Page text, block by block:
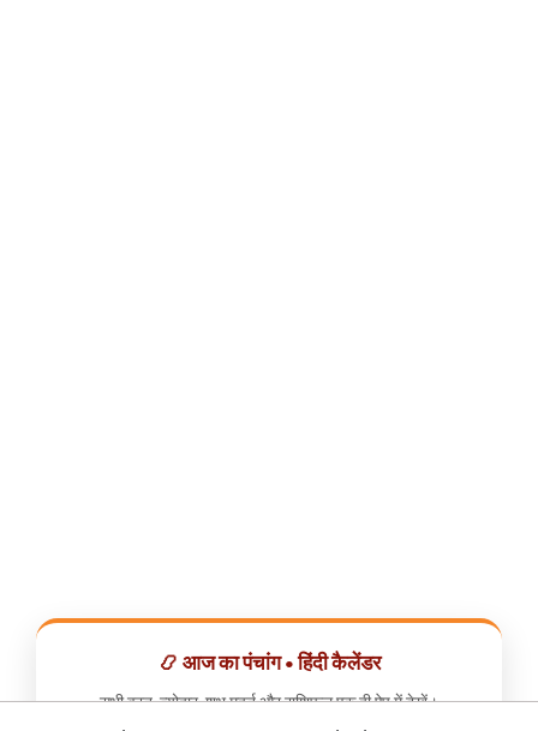
📿 आज का पंचांग • हिंदी कैलेंडर
सभी व्रत, त्योहार, शुभ मुहूर्त और राशिफल एक ही ऐप में देखें।